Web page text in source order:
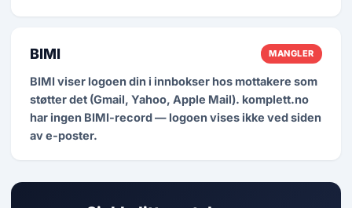
BIMI MANGLER
BIMI viser logoen din i innbokser hos mottakere som
støtter det (Gmail, Yahoo, Apple Mail). komplett.no
har ingen BIMI-record — logoen vises ikke ved siden
av e-poster.